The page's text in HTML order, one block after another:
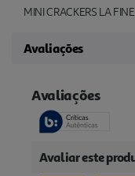
MINI CRACKERS LA
Avaliações